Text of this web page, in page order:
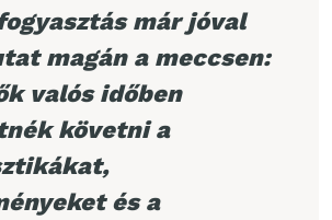
már jóval
magán a meccsen:
valós időben
követni a
és a